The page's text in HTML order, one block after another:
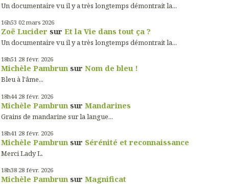
Un documentaire vu il y a très longtemps démontrait la...
16h53 02 mars 2026
Zoë Lucider sur Et la Vie dans tout ça ?
Un documentaire vu il y a très longtemps démontrait la...
18h51 28 févr. 2026
Michèle Pambrun sur Nom de bleu !
Bleu à l'âme...
18h44 28 févr. 2026
Michèle Pambrun sur Mandarines
Grains de mandarine sur la langue...
18h41 28 févr. 2026
Michèle Pambrun sur Sérénité et reconnaissance
Merci Lady L.
18h38 28 févr. 2026
Michèle Pambrun sur Magnificat